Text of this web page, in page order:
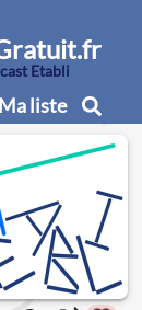
Établi
Ma liste